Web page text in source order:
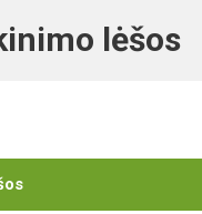
lėšos